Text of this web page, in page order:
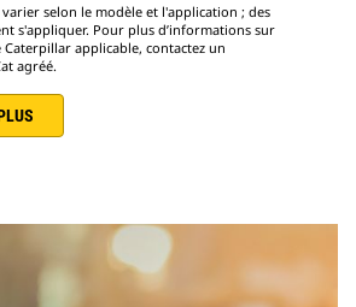
selon le modèle et l'application ; des
s'appliquer. Pour plus d’informations sur
applicable, contactez un
agréé.